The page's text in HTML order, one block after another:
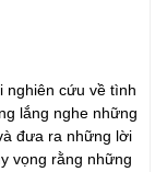
nghiên cứu về tình
lắng nghe những
đưa ra những lời
vọng rằng những